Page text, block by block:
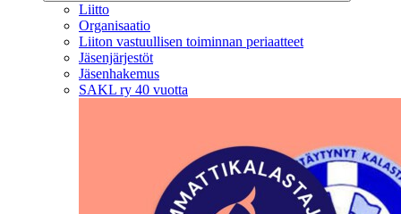
Liitto
Organisaatio
Liiton vastuullisen toiminnan periaatteet
Jäsenjärjestöt
Jäsenhakemus
SAKL ry 40 vuotta